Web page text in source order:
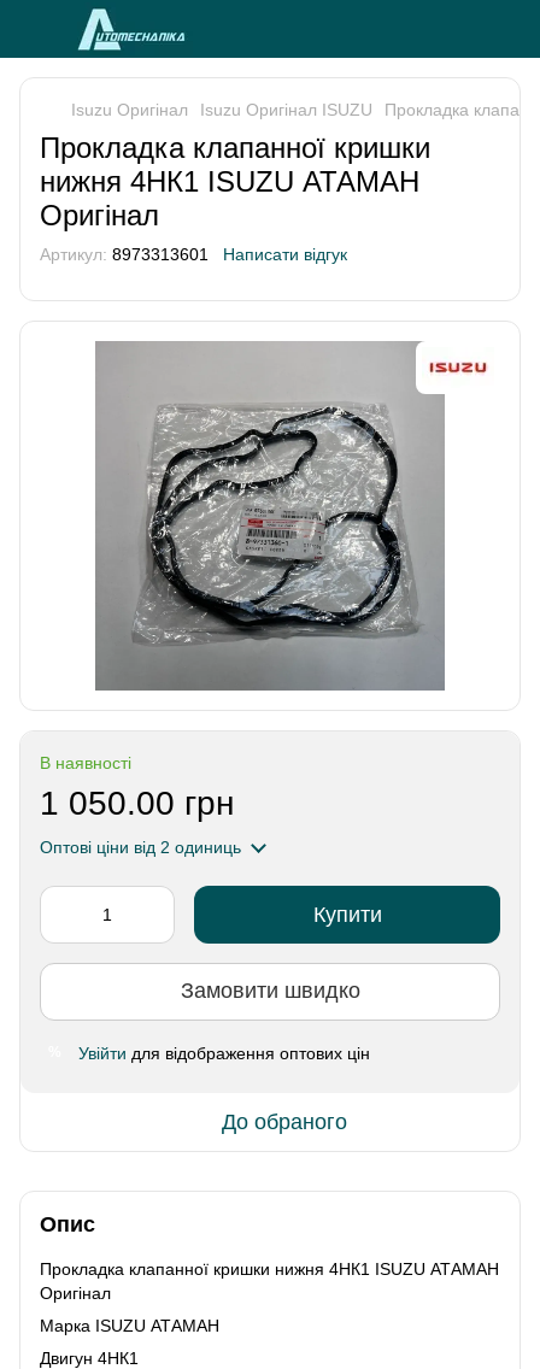
Isuzu Оригінал Isuzu Оригінал ISUZU Прокладка
Прокладка клапанної кришки
нижня 4НК1 ISUZU АТАМАН
Оригінал
Артикул: 8973313601 Написати відгук
В наявності
1 050.00 грн
Оптові ціни від 2 одиниць
Купити
Замовити швидко
Увійти для відображення оптових цін
До обраного
Опис
Прокладка клапанної кришки нижня 4НК1 ISUZU АТАМАН
Оригінал
Марка ISUZU АТАМАН
Двигун 4НК1